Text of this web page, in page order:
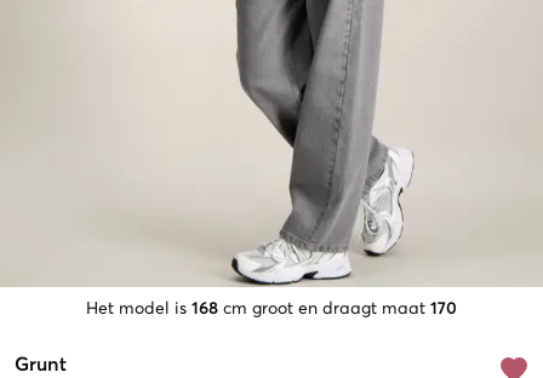
Het model is 168 cm groot en draagt maat 170
Grunt